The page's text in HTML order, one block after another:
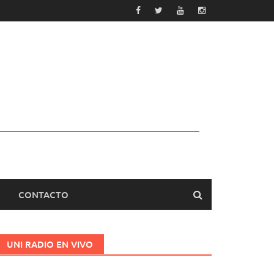
CONTACTO
UNI RADIO EN VIVO